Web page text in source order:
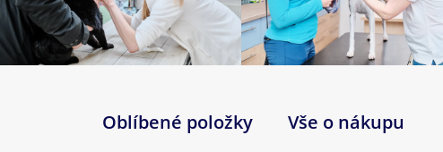
Oblíbené položky Vše o nákupu